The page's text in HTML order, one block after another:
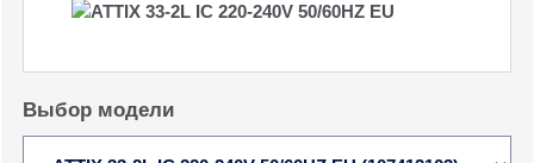
Выбор модели